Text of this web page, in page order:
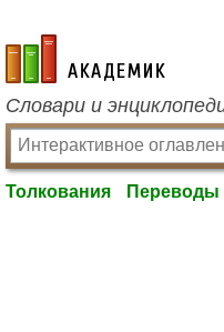
academic.ru
Словари и
Толкования Переводы